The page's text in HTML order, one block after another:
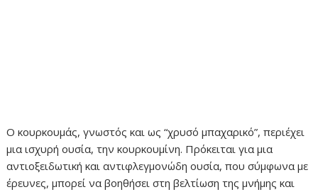
Ο κουρκουμάς, γνωστός και ως “χρυσό μπαχαρικό”, περιέχει
μια ισχυρή ουσία, την κουρκουμίνη. Πρόκειται για μια
αντιοξειδωτική και αντιφλεγμονώδη ουσία, που σύμφωνα με
έρευνες, μπορεί να βοηθήσει στη βελτίωση της μνήμης και